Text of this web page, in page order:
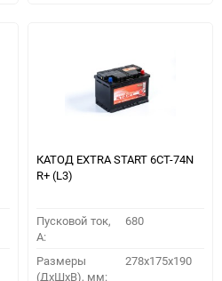
КАТОД EXTRA START 6СТ-74N
R+ (L3)
Пусковой ток,
A:
680
Размеры
(ДхШхВ), мм:
278x175x190